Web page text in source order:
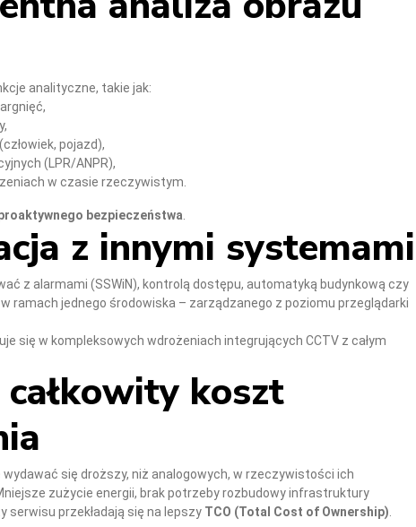
analityczne, takie jak:
pojazd),
(LPR/ANPR),
w czasie rzeczywistym.
bezpieczeństwa
z innymi systemami
z alarmami (SSWiN), kontrolą dostępu, automatyką budynkową czy
ramach jednego środowiska – zarządzanego z poziomu przeglądarki
się w kompleksowych wdrożeniach integrujących CCTV z całym
całkowity koszt
wydawać się droższy, niż analogowych, w rzeczywistości ich
zużycie energii, brak potrzeby rozbudowy infrastruktury
serwisu przekładają się na lepszy TCO (Total Cost of Ownership)